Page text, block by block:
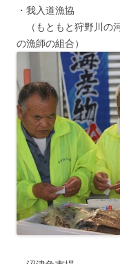
・我入道漁協
（もともと狩野川の
の漁師の組合）